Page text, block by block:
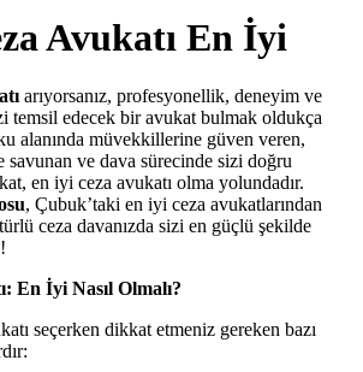
Avukatı En İyi
arıyorsanız, profesyonellik, deneyim ve
temsil edecek bir avukat bulmak oldukça
alanında müvekkillerine güven veren,
savunan ve dava sürecinde sizi doğru
en iyi ceza avukatı olma yolundadır.
, Çubuk’taki en iyi ceza avukatlarından
ceza davanızda sizi en güçlü şekilde
En İyi Nasıl Olmalı?
seçerken dikkat etmeniz gereken bazı